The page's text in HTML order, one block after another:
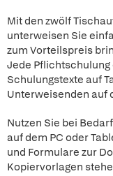
Mit den zwölf
unterweisen Sie
zum Vorteilspreis
Jede
Schulungstexte auf
Unterweisenden auf
Nutzen Sie bei
auf dem PC oder
und Formulare zur
Kopiervorlagen